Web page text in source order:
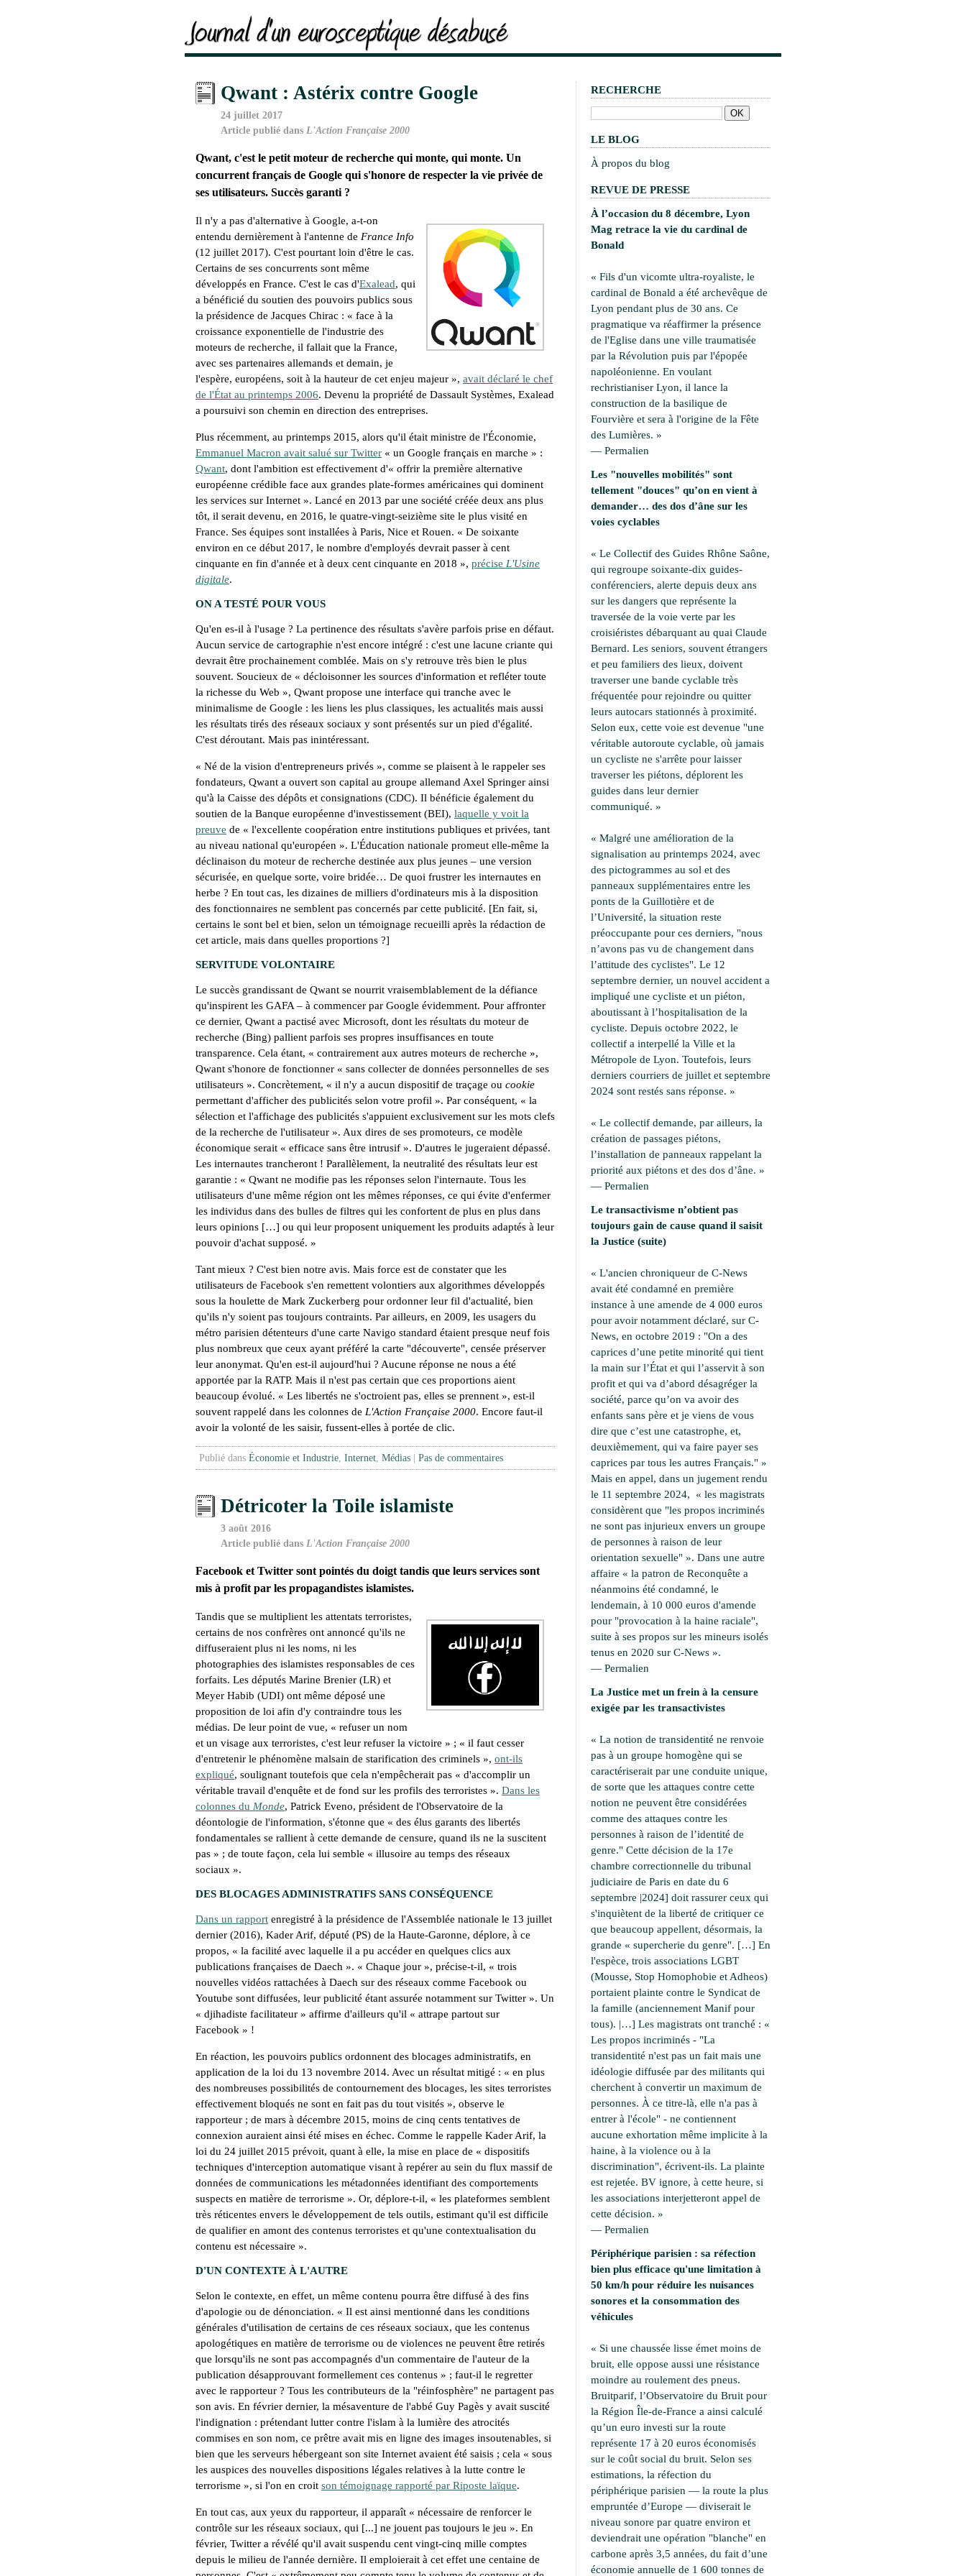
RECHERCHE
LE BLOG
À propos du blog
REVUE DE PRESSE
À l’occasion du 8 décembre, Lyon
Mag retrace la vie du cardinal de
Bonald
« Fils d'un vicomte ultra-royaliste, le
cardinal de Bonald a été archevêque de
Lyon pendant plus de 30 ans. Ce
pragmatique va réaffirmer la présence
de l'Eglise dans une ville traumatisée
par la Révolution puis par l'épopée
napoléonienne. En voulant
rechristianiser Lyon, il lance la
construction de la basilique de
Fourvière et sera à l'origine de la Fête
des Lumières. »
— Permalien
Les "nouvelles mobilités" sont
tellement "douces" qu’on en vient à
demander… des dos d’âne sur les
voies cyclables
« Le Collectif des Guides Rhône Saône,
qui regroupe soixante-dix guides-
conférenciers, alerte depuis deux ans
sur les dangers que représente la
traversée de la voie verte par les
croisiéristes débarquant au quai Claude
Bernard. Les seniors, souvent étrangers
et peu familiers des lieux, doivent
traverser une bande cyclable très
fréquentée pour rejoindre ou quitter
leurs autocars stationnés à proximité.
Selon eux, cette voie est devenue "une
véritable autoroute cyclable, où jamais
un cycliste ne s'arrête pour laisser
traverser les piétons, déplorent les
guides dans leur dernier
communiqué. »
« Malgré une amélioration de la
signalisation au printemps 2024, avec
des pictogrammes au sol et des
panneaux supplémentaires entre les
ponts de la Guillotière et de
l’Université, la situation reste
préoccupante pour ces derniers, "nous
n’avons pas vu de changement dans
l’attitude des cyclistes". Le 12
septembre dernier, un nouvel accident a
impliqué une cycliste et un piéton,
aboutissant à l’hospitalisation de la
cycliste. Depuis octobre 2022, le
collectif a interpellé la Ville et la
Métropole de Lyon. Toutefois, leurs
derniers courriers de juillet et septembre
2024 sont restés sans réponse. »
« Le collectif demande, par ailleurs, la
création de passages piétons,
l’installation de panneaux rappelant la
priorité aux piétons et des dos d’âne. »
— Permalien
Le transactivisme n’obtient pas
toujours gain de cause quand il saisit
la Justice (suite)
« L'ancien chroniqueur de C-News
avait été condamné en première
instance à une amende de 4 000 euros
pour avoir notamment déclaré, sur C-
News, en octobre 2019 : "On a des
caprices d’une petite minorité qui tient
la main sur l’État et qui l’asservit à son
profit et qui va d’abord désagréger la
société, parce qu’on va avoir des
enfants sans père et je viens de vous
dire que c’est une catastrophe, et,
deuxièmement, qui va faire payer ses
caprices par tous les autres Français." »
Mais en appel, dans un jugement rendu
le 11 septembre 2024, « les magistrats
considèrent que "les propos incriminés
ne sont pas injurieux envers un groupe
de personnes à raison de leur
orientation sexuelle" ». Dans une autre
affaire « la patron de Reconquête a
néanmoins été condamné, le
lendemain, à 10 000 euros d'amende
pour "provocation à la haine raciale",
suite à ses propos sur les mineurs isolés
tenus en 2020 sur C-News ».
— Permalien
La Justice met un frein à la censure
exigée par les transactivistes
« La notion de transidentité ne renvoie
pas à un groupe homogène qui se
caractériserait par une conduite unique,
de sorte que les attaques contre cette
notion ne peuvent être considérées
comme des attaques contre les
personnes à raison de l’identité de
genre." Cette décision de la 17e
chambre correctionnelle du tribunal
judiciaire de Paris en date du 6
septembre |2024] doit rassurer ceux qui
s'inquiètent de la liberté de critiquer ce
que beaucoup appellent, désormais, la
grande « supercherie du genre". […] En
l'espèce, trois associations LGBT
(Mousse, Stop Homophobie et Adheos)
portaient plainte contre le Syndicat de
la famille (anciennement Manif pour
tous). |…] Les magistrats ont tranché : «
Les propos incriminés - "La
transidentité n'est pas un fait mais une
idéologie diffusée par des militants qui
cherchent à convertir un maximum de
personnes. À ce titre-là, elle n'a pas à
entrer à l'école" - ne contiennent
aucune exhortation même implicite à la
haine, à la violence ou à la
discrimination", écrivent-ils. La plainte
est rejetée. BV ignore, à cette heure, si
les associations interjetteront appel de
cette décision. »
— Permalien
Périphérique parisien : sa réfection
bien plus efficace qu'une limitation à
50 km/h pour réduire les nuisances
sonores et la consommation des
véhicules
« Si une chaussée lisse émet moins de
bruit, elle oppose aussi une résistance
moindre au roulement des pneus.
Bruitparif, l’Observatoire du Bruit pour
la Région Île-de-France a ainsi calculé
qu’un euro investi sur la route
représente 17 à 20 euros économisés
sur le coût social du bruit. Selon ses
estimations, la réfection du
périphérique parisien — la route la plus
empruntée d’Europe — diviserait le
niveau sonore par quatre environ et
deviendrait une opération "blanche" en
carbone après 3,5 années, du fait d’une
économie annuelle de 1 600 tonnes de
Qwant : Astérix contre Google
24 juillet 2017
Article publié dans L'Action Française 2000
Qwant, c'est le petit moteur de recherche qui monte, qui monte. Un
concurrent français de Google qui s'honore de respecter la vie privée de
ses utilisateurs. Succès garanti ?
Il n'y a pas d'alternative à Google, a-t-on
entendu dernièrement à l'antenne de France Info
(12 juillet 2017). C'est pourtant loin d'être le cas.
Certains de ses concurrents sont même
développés en France. C'est le cas d'Exalead, qui
a bénéficié du soutien des pouvoirs publics sous
la présidence de Jacques Chirac : « face à la
croissance exponentielle de l'industrie des
moteurs de recherche, il fallait que la France,
avec ses partenaires allemands et demain, je
l'espère, européens, soit à la hauteur de cet enjeu majeur », avait déclaré le chef
de l'État au printemps 2006. Devenu la propriété de Dassault Systèmes, Exalead
a poursuivi son chemin en direction des entreprises.
Plus récemment, au printemps 2015, alors qu'il était ministre de l'Économie,
Emmanuel Macron avait salué sur Twitter « un Google français en marche » :
Qwant, dont l'ambition est effectivement d'« offrir la première alternative
européenne crédible face aux grandes plate-formes américaines qui dominent
les services sur Internet ». Lancé en 2013 par une société créée deux ans plus
tôt, il serait devenu, en 2016, le quatre-vingt-seizième site le plus visité en
France. Ses équipes sont installées à Paris, Nice et Rouen. « De soixante
environ en ce début 2017, le nombre d'employés devrait passer à cent
cinquante en fin d'année et à deux cent cinquante en 2018 », précise L'Usine
digitale.
ON A TESTÉ POUR VOUS
Qu'en es-il à l'usage ? La pertinence des résultats s'avère parfois prise en défaut.
Aucun service de cartographie n'est encore intégré : c'est une lacune criante qui
devrait être prochainement comblée. Mais on s'y retrouve très bien le plus
souvent. Soucieux de « décloisonner les sources d'information et refléter toute
la richesse du Web », Qwant propose une interface qui tranche avec le
minimalisme de Google : les liens les plus classiques, les actualités mais aussi
les résultats tirés des réseaux sociaux y sont présentés sur un pied d'égalité.
C'est déroutant. Mais pas inintéressant.
« Né de la vision d'entrepreneurs privés », comme se plaisent à le rappeler ses
fondateurs, Qwant a ouvert son capital au groupe allemand Axel Springer ainsi
qu'à la Caisse des dépôts et consignations (CDC). Il bénéficie également du
soutien de la Banque européenne d'investissement (BEI), laquelle y voit la
preuve de « l'excellente coopération entre institutions publiques et privées, tant
au niveau national qu'européen ». L'Éducation nationale promeut elle-même la
déclinaison du moteur de recherche destinée aux plus jeunes – une version
sécurisée, en quelque sorte, voire bridée… De quoi frustrer les internautes en
herbe ? En tout cas, les dizaines de milliers d'ordinateurs mis à la disposition
des fonctionnaires ne semblent pas concernés par cette publicité. [En fait, si,
certains le sont bel et bien, selon un témoignage recueilli après la rédaction de
cet article, mais dans quelles proportions ?]
SERVITUDE VOLONTAIRE
Le succès grandissant de Qwant se nourrit vraisemblablement de la défiance
qu'inspirent les GAFA – à commencer par Google évidemment. Pour affronter
ce dernier, Qwant a pactisé avec Microsoft, dont les résultats du moteur de
recherche (Bing) pallient parfois ses propres insuffisances en toute
transparence. Cela étant, « contrairement aux autres moteurs de recherche »,
Qwant s'honore de fonctionner « sans collecter de données personnelles de ses
utilisateurs ». Concrètement, « il n'y a aucun dispositif de traçage ou cookie
permettant d'afficher des publicités selon votre profil ». Par conséquent, « la
sélection et l'affichage des publicités s'appuient exclusivement sur les mots clefs
de la recherche de l'utilisateur ». Aux dires de ses promoteurs, ce modèle
économique serait « efficace sans être intrusif ». D'autres le jugeraient dépassé.
Les internautes trancheront ! Parallèlement, la neutralité des résultats leur est
garantie : « Qwant ne modifie pas les réponses selon l'internaute. Tous les
utilisateurs d'une même région ont les mêmes réponses, ce qui évite d'enfermer
les individus dans des bulles de filtres qui les confortent de plus en plus dans
leurs opinions […] ou qui leur proposent uniquement les produits adaptés à leur
pouvoir d'achat supposé. »
Tant mieux ? C'est bien notre avis. Mais force est de constater que les
utilisateurs de Facebook s'en remettent volontiers aux algorithmes développés
sous la houlette de Mark Zuckerberg pour ordonner leur fil d'actualité, bien
qu'ils n'y soient pas toujours contraints. Par ailleurs, en 2009, les usagers du
métro parisien détenteurs d'une carte Navigo standard étaient presque neuf fois
plus nombreux que ceux ayant préféré la carte "découverte", censée préserver
leur anonymat. Qu'en est-il aujourd'hui ? Aucune réponse ne nous a été
apportée par la RATP. Mais il n'est pas certain que ces proportions aient
beaucoup évolué. « Les libertés ne s'octroient pas, elles se prennent », est-il
souvent rappelé dans les colonnes de L'Action Française 2000. Encore faut-il
avoir la volonté de les saisir, fussent-elles à portée de clic.
Publié dans Économie et Industrie, Internet, Médias Pas de commentaires
Détricoter la Toile islamiste
3 août 2016
Article publié dans L'Action Française 2000
Facebook et Twitter sont pointés du doigt tandis que leurs services sont
mis à profit par les propagandistes islamistes.
Tandis que se multiplient les attentats terroristes,
certains de nos confrères ont annoncé qu'ils ne
diffuseraient plus ni les noms, ni les
photographies des islamistes responsables de ces
forfaits. Les députés Marine Brenier (LR) et
Meyer Habib (UDI) ont même déposé une
proposition de loi afin d'y contraindre tous les
médias. De leur point de vue, « refuser un nom
et un visage aux terroristes, c'est leur refuser la victoire » ; « il faut cesser
d'entretenir le phénomène malsain de starification des criminels », ont-ils
expliqué, soulignant toutefois que cela n'empêcherait pas « d'accomplir un
véritable travail d'enquête et de fond sur les profils des terroristes ». Dans les
colonnes du Monde, Patrick Eveno, président de l'Observatoire de la
déontologie de l'information, s'étonne que « des élus garants des libertés
fondamentales se rallient à cette demande de censure, quand ils ne la suscitent
pas » ; de toute façon, cela lui semble « illusoire au temps des réseaux
sociaux ».
DES BLOCAGES ADMINISTRATIFS SANS CONSÉQUENCE
Dans un rapport enregistré à la présidence de l'Assemblée nationale le 13 juillet
dernier (2016), Kader Arif, député (PS) de la Haute-Garonne, déplore, à ce
propos, « la facilité avec laquelle il a pu accéder en quelques clics aux
publications françaises de Daech ». « Chaque jour », précise-t-il, « trois
nouvelles vidéos rattachées à Daech sur des réseaux comme Facebook ou
Youtube sont diffusées, leur publicité étant assurée notamment sur Twitter ». Un
« djihadiste facilitateur » affirme d'ailleurs qu'il « attrape partout sur
Facebook » !
En réaction, les pouvoirs publics ordonnent des blocages administratifs, en
application de la loi du 13 novembre 2014. Avec un résultat mitigé : « en plus
des nombreuses possibilités de contournement des blocages, les sites terroristes
effectivement bloqués ne sont en fait pas du tout visités », observe le
rapporteur ; de mars à décembre 2015, moins de cinq cents tentatives de
connexion auraient ainsi été mises en échec. Comme le rappelle Kader Arif, la
loi du 24 juillet 2015 prévoit, quant à elle, la mise en place de « dispositifs
techniques d'interception automatique visant à repérer au sein du flux massif de
données de communications les métadonnées identifiant des comportements
suspects en matière de terrorisme ». Or, déplore-t-il, « les plateformes semblent
très réticentes envers le développement de tels outils, estimant qu'il est difficile
de qualifier en amont des contenus terroristes et qu'une contextualisation du
contenu est nécessaire ».
D'UN CONTEXTE À L'AUTRE
Selon le contexte, en effet, un même contenu pourra être diffusé à des fins
d'apologie ou de dénonciation. « Il est ainsi mentionné dans les conditions
générales d'utilisation de certains de ces réseaux sociaux, que les contenus
apologétiques en matière de terrorisme ou de violences ne peuvent être retirés
que lorsqu'ils ne sont pas accompagnés d'un commentaire de l'auteur de la
publication désapprouvant formellement ces contenus » ; faut-il le regretter
avec le rapporteur ? Tous les contributeurs de la "réinfosphère" ne partagent pas
son avis. En février dernier, la mésaventure de l'abbé Guy Pagès y avait suscité
l'indignation : prétendant lutter contre l'islam à la lumière des atrocités
commises en son nom, ce prêtre avait mis en ligne des images insoutenables, si
bien que les serveurs hébergeant son site Internet avaient été saisis ; cela « sous
les auspices des nouvelles dispositions légales relatives à la lutte contre le
terrorisme », si l'on en croit son témoignage rapporté par Riposte laïque.
En tout cas, aux yeux du rapporteur, il apparaît « nécessaire de renforcer le
contrôle sur les réseaux sociaux, qui [...] ne jouent pas toujours le jeu ». En
février, Twitter a révélé qu'il avait suspendu cent vingt-cinq mille comptes
depuis le milieu de l'année dernière. Il emploierait à cet effet une centaine de